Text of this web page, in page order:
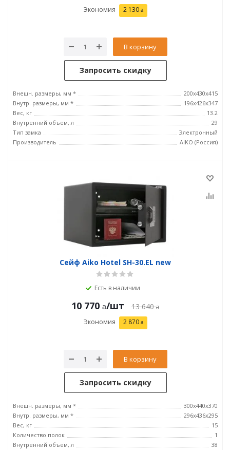
Экономия 2 130
В корзину
Запросить скидку
Внешн. размеры, мм *
200x430x415
Внутр. размеры, мм *
196x426x347
Вес, кг
13.2
Внутренний объем, л
29
Тип замка
Электронный
Производитель
AIKO (Россия)
Сейф Aiko Hotel SH-30.EL new
Есть в наличии
10 770 /шт 13 640
Экономия 2 870
В корзину
Запросить скидку
Внешн. размеры, мм *
300x440x370
Внутр. размеры, мм *
296x436x295
Вес, кг
15
Количество полок
1
Внутренний объем, л
38